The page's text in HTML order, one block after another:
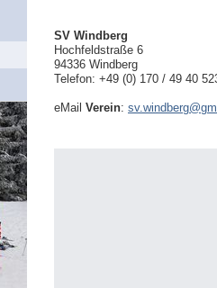
SV Windberg
Hochfeldstraße 6
94336 Windberg
Telefon: +49 (0) 170 / 49 40
eMail Verein: